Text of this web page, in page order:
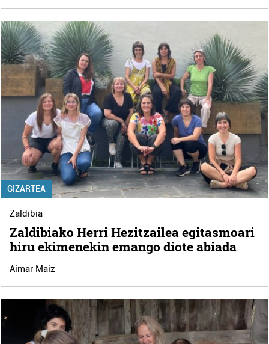
GIZARTEA
Zaldibia
Zaldibiako Herri Hezitzailea egitasmoari
hiru ekimenekin emango diote abiada
Aimar Maiz